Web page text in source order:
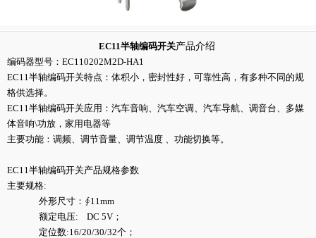
EC11半轴编码开关产品介绍
编码器型号：EC110202M2D-HA1
EC11半轴编码开关特点：体积小，密封性好，可靠性高，有多种不同的规
格供选择。
EC11半轴编码开关应用：汽车音响、汽车空调、汽车导航、调音台、多媒
体音响\功放，家用电器等
主要功能：调频、调节音量、调节温度 、功能切换等。
EC11半轴编码开关产品规格参数
主要规格:
外形尺寸：∮11mm
额定电压: DC 5V；
定位数:16/20/30/32个；